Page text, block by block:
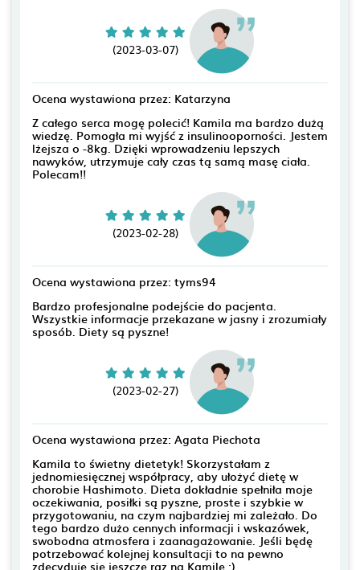
(2023-03-07)
Ocena wystawiona przez: Katarzyna
Z całego serca mogę polecić! Kamila ma bardzo dużą
wiedzę. Pomogła mi wyjść z insulinooporności. Jestem
lżejsza o -8kg. Dzięki wprowadzeniu lepszych
nawyków, utrzymuje cały czas tą samą masę ciała.
Polecam!!
(2023-02-28)
Ocena wystawiona przez: tyms94
Bardzo profesjonalne podejście do pacjenta.
Wszystkie informacje przekazane w jasny i zrozumiały
sposób. Diety są pyszne!
(2023-02-27)
Ocena wystawiona przez: Agata Piechota
Kamila to świetny dietetyk! Skorzystałam z
jednomiesięcznej współpracy, aby ułożyć dietę w
chorobie Hashimoto. Dieta dokładnie spełniła moje
oczekiwania, posiłki są pyszne, proste i szybkie w
przygotowaniu, na czym najbardziej mi zależało. Do
tego bardzo dużo cennych informacji i wskazówek,
swobodna atmosfera i zaanagażowanie. Jeśli będę
potrzebować kolejnej konsultacji to na pewno
zdecyduję się jeszcze raz na Kamilę :)